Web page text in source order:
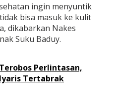
ingin menyuntik
bisa masuk ke kulit
dikabarkan Nakes
Suku Baduy.
Perlintasan,
Tertabrak